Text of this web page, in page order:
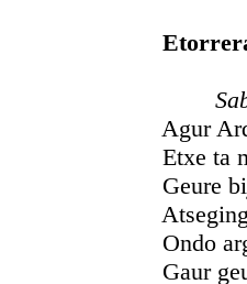
Sabas
Agur
Etxe ta
Geure
Ondo argi
Gaur geure